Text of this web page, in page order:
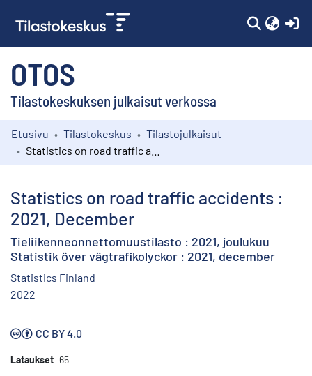
OTOS
Tilastokeskuksen julkaisut verkossa
Kokoelmat
Etusivu Tilastokeskus
Tilastojulkaisut
Statistics on road traffic accidents :
2021, December
Tieliikenneonnettomuustilasto : 2021, joulukuu
Statistik över vägtrafikolyckor : 2021, december
Statistics Finland
2022
CC BY 4.0
Lataukset 65